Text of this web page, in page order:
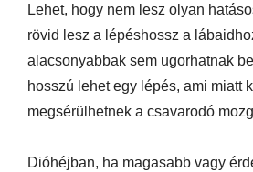
Lehet, hogy nem lesz olyan
rövid lesz a lépéshossz a
alacsonyabbak sem ugorhatnak
hosszú lehet egy lépés, ami miatt
megsérülhetnek a csavarodó
Dióhéjban, ha magasabb vagy